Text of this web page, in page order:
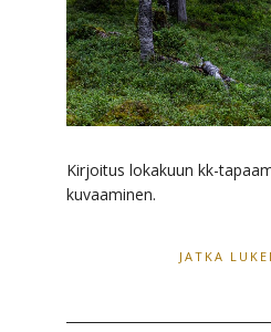
Kirjoitus lokakuun kk-
kuvaaminen.
JATKA